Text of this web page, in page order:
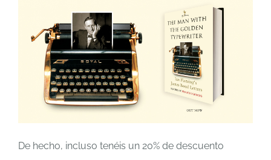
De hecho, incluso tenéis un 20% de descuento